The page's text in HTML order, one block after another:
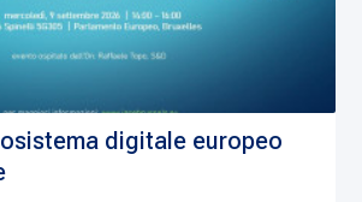
digitale europeo